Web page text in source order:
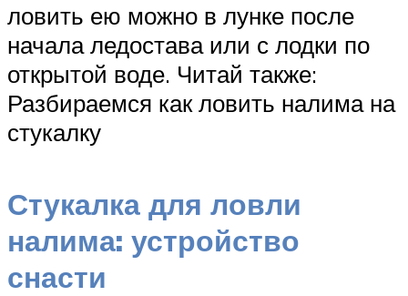
ловить ею можно в лунке после
начала ледостава или с лодки по
открытой воде. Читай также:
Разбираемся как ловить налима на
стукалку
Стукалка для ловли
налима: устройство
снасти